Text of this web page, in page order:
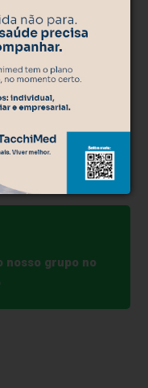
do primeiro
Expoleite é
com
dos
Grande do Sul
de Esteio.
nosso grupo no